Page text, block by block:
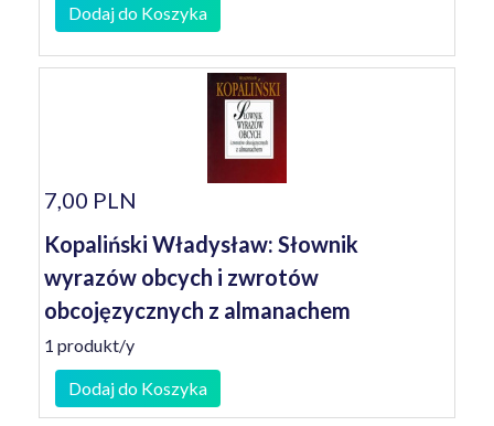
Dodaj do Koszyka
7,00 PLN
Kopaliński Władysław: Słownik
wyrazów obcych i zwrotów
obcojęzycznych z almanachem
1 produkt/y
Dodaj do Koszyka